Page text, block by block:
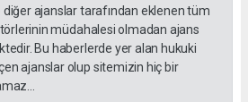
diğer ajanslar tarafından eklenen tüm
müdahalesi olmadan ajans
Bu haberlerde yer alan hukuki
ajanslar olup sitemizin hiç bir